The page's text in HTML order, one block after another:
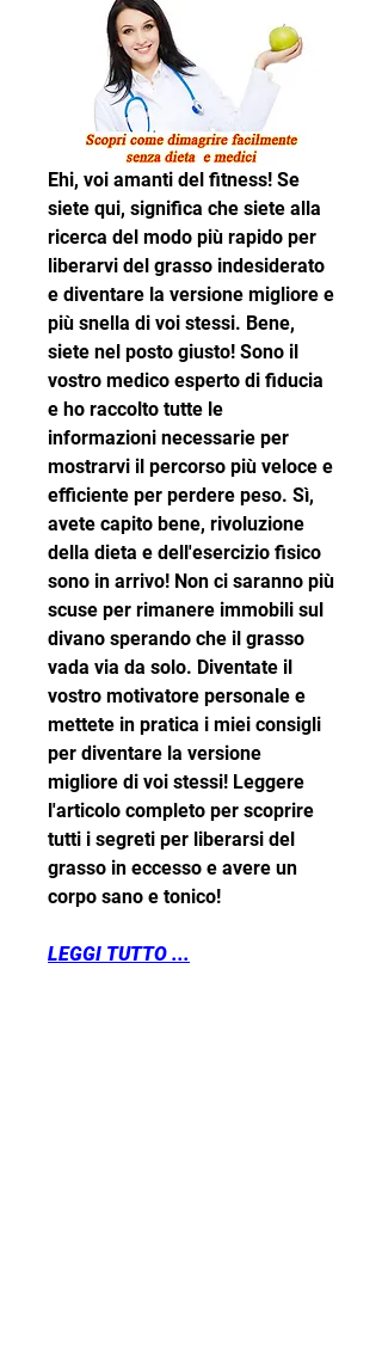
Ehi, voi amanti del fitness! Se
siete qui, significa che siete alla
ricerca del modo più rapido per
liberarvi del grasso indesiderato
e diventare la versione migliore e
più snella di voi stessi. Bene,
siete nel posto giusto! Sono il
vostro medico esperto di fiducia
e ho raccolto tutte le
informazioni necessarie per
mostrarvi il percorso più veloce e
efficiente per perdere peso. Sì,
avete capito bene, rivoluzione
della dieta e dell'esercizio fisico
sono in arrivo! Non ci saranno più
scuse per rimanere immobili sul
divano sperando che il grasso
vada via da solo. Diventate il
vostro motivatore personale e
mettete in pratica i miei consigli
per diventare la versione
migliore di voi stessi! Leggere
l'articolo completo per scoprire
tutti i segreti per liberarsi del
grasso in eccesso e avere un
corpo sano e tonico!
LEGGI TUTTO ...